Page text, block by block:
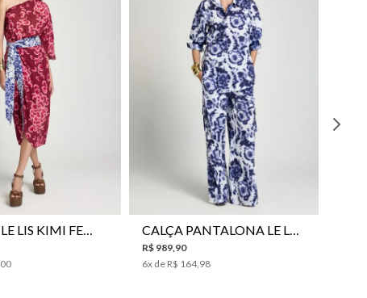
VESTIDO LE LIS KIMI FEMININO
00
CALÇA PANTALONA LE LIS JESSICA FEMININA
R$ 989,90
6x de R$ 164,98